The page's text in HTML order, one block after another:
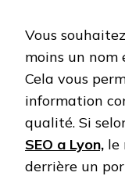
Vous
moins un nom
Cela vous
information
qualité. Si
SEO a Lyon, le
derrière un